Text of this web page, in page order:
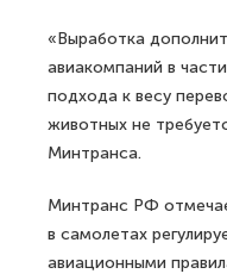
«Выработка
авиакомпаний в
подхода к весу
животных не
Минтранса.
Минтранс РФ
в самолетах
авиационными